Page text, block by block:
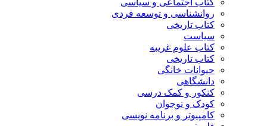
روانشناسی و توسعه فردی
کتاب تاریخی
سیاست
کتاب علوم غریبه
کتاب تاریخی
حیوانات خانگی
دانشگاهی
کنکور و کمک‌ درسی
کودک و نوجوان
کامپیوتر و برنامه نویسی